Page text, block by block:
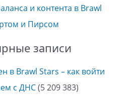
и контента в Brawl
и Пирсом
записи
в Brawl Stars – как войти
с ДНС(5 209 383)